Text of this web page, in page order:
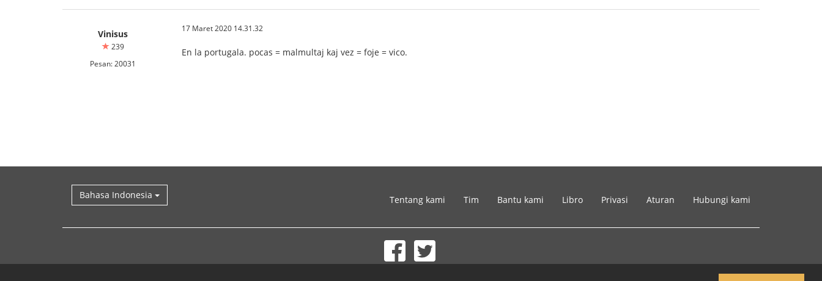
Vinisus
239
Pesan: 20031
17 Maret 2020 14.31.32
En la portugala. pocas = malmultaj kaj vez = foje = vico.
Bahasa Indonesia Tentang kami Tim Bantu kami Libro Privasi Aturan Hubungi kami